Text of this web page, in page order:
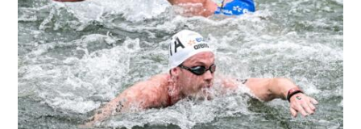
FANTA 131 LIVE | La nuova stagione al
fantacalcio: le novità di Fanta 131 e chi
acquistare